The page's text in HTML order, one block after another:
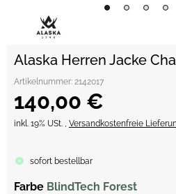
Alaska Herren Jacke
Artikelnummer: 2142017
140,00 €
inkl. 19% USt. , Versandkostenfreie
sofort bestellbar
Farbe BlindTech Forest